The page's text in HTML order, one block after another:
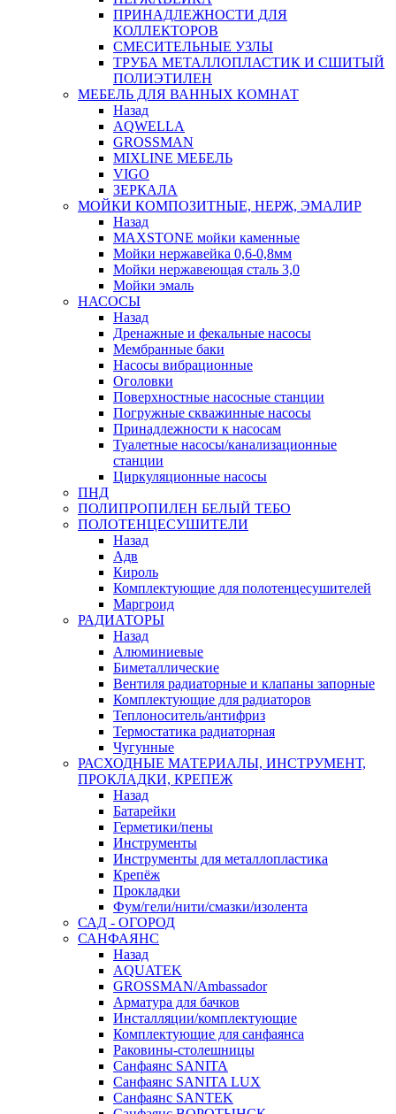
ПРИНАДЛЕЖНОСТИ ДЛЯ
КОЛЛЕКТОРОВ
СМЕСИТЕЛЬНЫЕ УЗЛЫ
ТРУБА МЕТАЛЛОПЛАСТИК И СШИТЫЙ
ПОЛИЭТИЛЕН
МЕБЕЛЬ ДЛЯ ВАННЫХ КОМНАТ
Назад
AQWELLA
GROSSMAN
MIXLINE МЕБЕЛЬ
VIGO
ЗЕРКАЛА
МОЙКИ КОМПОЗИТНЫЕ, НЕРЖ, ЭМАЛИР
Назад
MAXSTONE мойки каменные
Мойки нержавейка 0,6-0,8мм
Мойки нержавеющая сталь 3,0
Мойки эмаль
НАСОСЫ
Назад
Дренажные и фекальные насосы
Мембранные баки
Насосы вибрационные
Оголовки
Поверхностные насосные станции
Погружные скважинные насосы
Принадлежности к насосам
Туалетные насосы/канализационные
станции
Циркуляционные насосы
ПНД
ПОЛИПРОПИЛЕН БЕЛЫЙ ТЕБО
ПОЛОТЕНЦЕСУШИТЕЛИ
Назад
Адв
Кироль
Комплектующие для полотенцесушителей
Маргроид
РАДИАТОРЫ
Назад
Алюминиевые
Биметаллические
Вентиля радиаторные и клапаны запорные
Комплектующие для радиаторов
Теплоноситель/антифриз
Термостатика радиаторная
Чугунные
РАСХОДНЫЕ МАТЕРИАЛЫ, ИНСТРУМЕНТ,
ПРОКЛАДКИ, КРЕПЕЖ
Назад
Батарейки
Герметики/пены
Инструменты
Инструменты для металлопластика
Крепёж
Прокладки
Фум/гели/нити/смазки/изолента
САД - ОГОРОД
САНФАЯНС
Назад
AQUATEK
GROSSMAN/Ambassador
Арматура для бачков
Инсталляции/комплектующие
Комплектующие для санфаянса
Раковины-столешницы
Санфаянс SANITA
Санфаянс SANITA LUX
Санфаянс SANTEK